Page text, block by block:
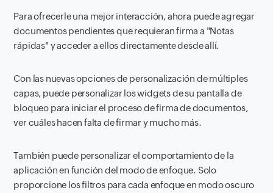
Para ofrecerle una mejor interacción, ahora puede agregar
documentos pendientes que requieran firma a "Notas
rápidas" y acceder a ellos directamente desde allí.
Con las nuevas opciones de personalización de múltiples
capas, puede personalizar los widgets de su pantalla de
bloqueo para iniciar el proceso de firma de documentos,
ver cuáles hacen falta de firmar y mucho más.
También puede personalizar el comportamiento de la
aplicación en función del modo de enfoque. Solo
proporcione los filtros para cada enfoque en modo oscuro